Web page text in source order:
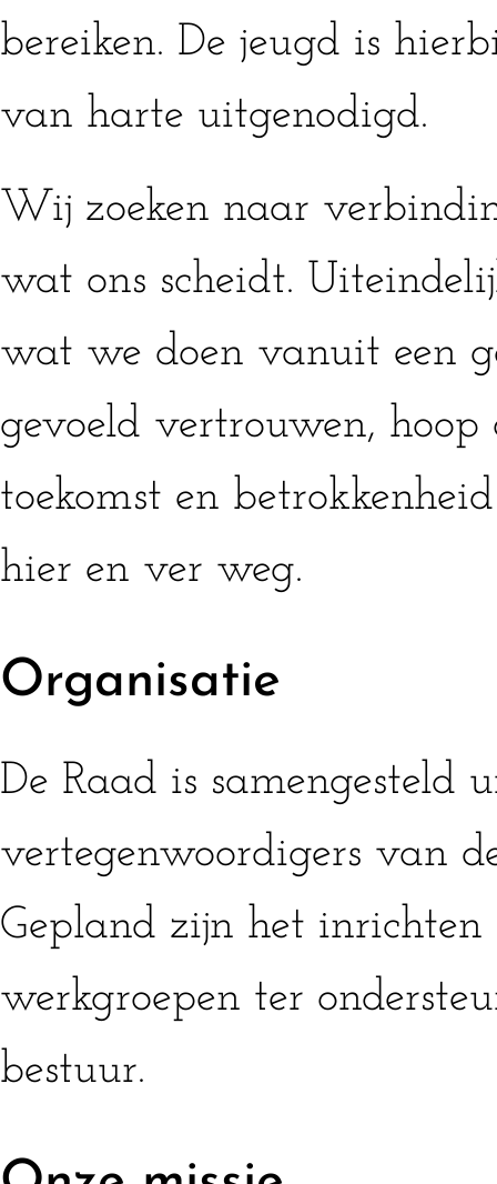
bereiken. De jeugd is
van harte uitgenodigd.
Wij zoeken naar
wat ons scheidt.
wat we doen vanuit een
gevoeld vertrouwen, hoop
toekomst en
hier en ver weg.
Organisatie
De Raad is samengesteld
vertegenwoordigers van
Gepland zijn het inrichten
werkgroepen ter
bestuur.